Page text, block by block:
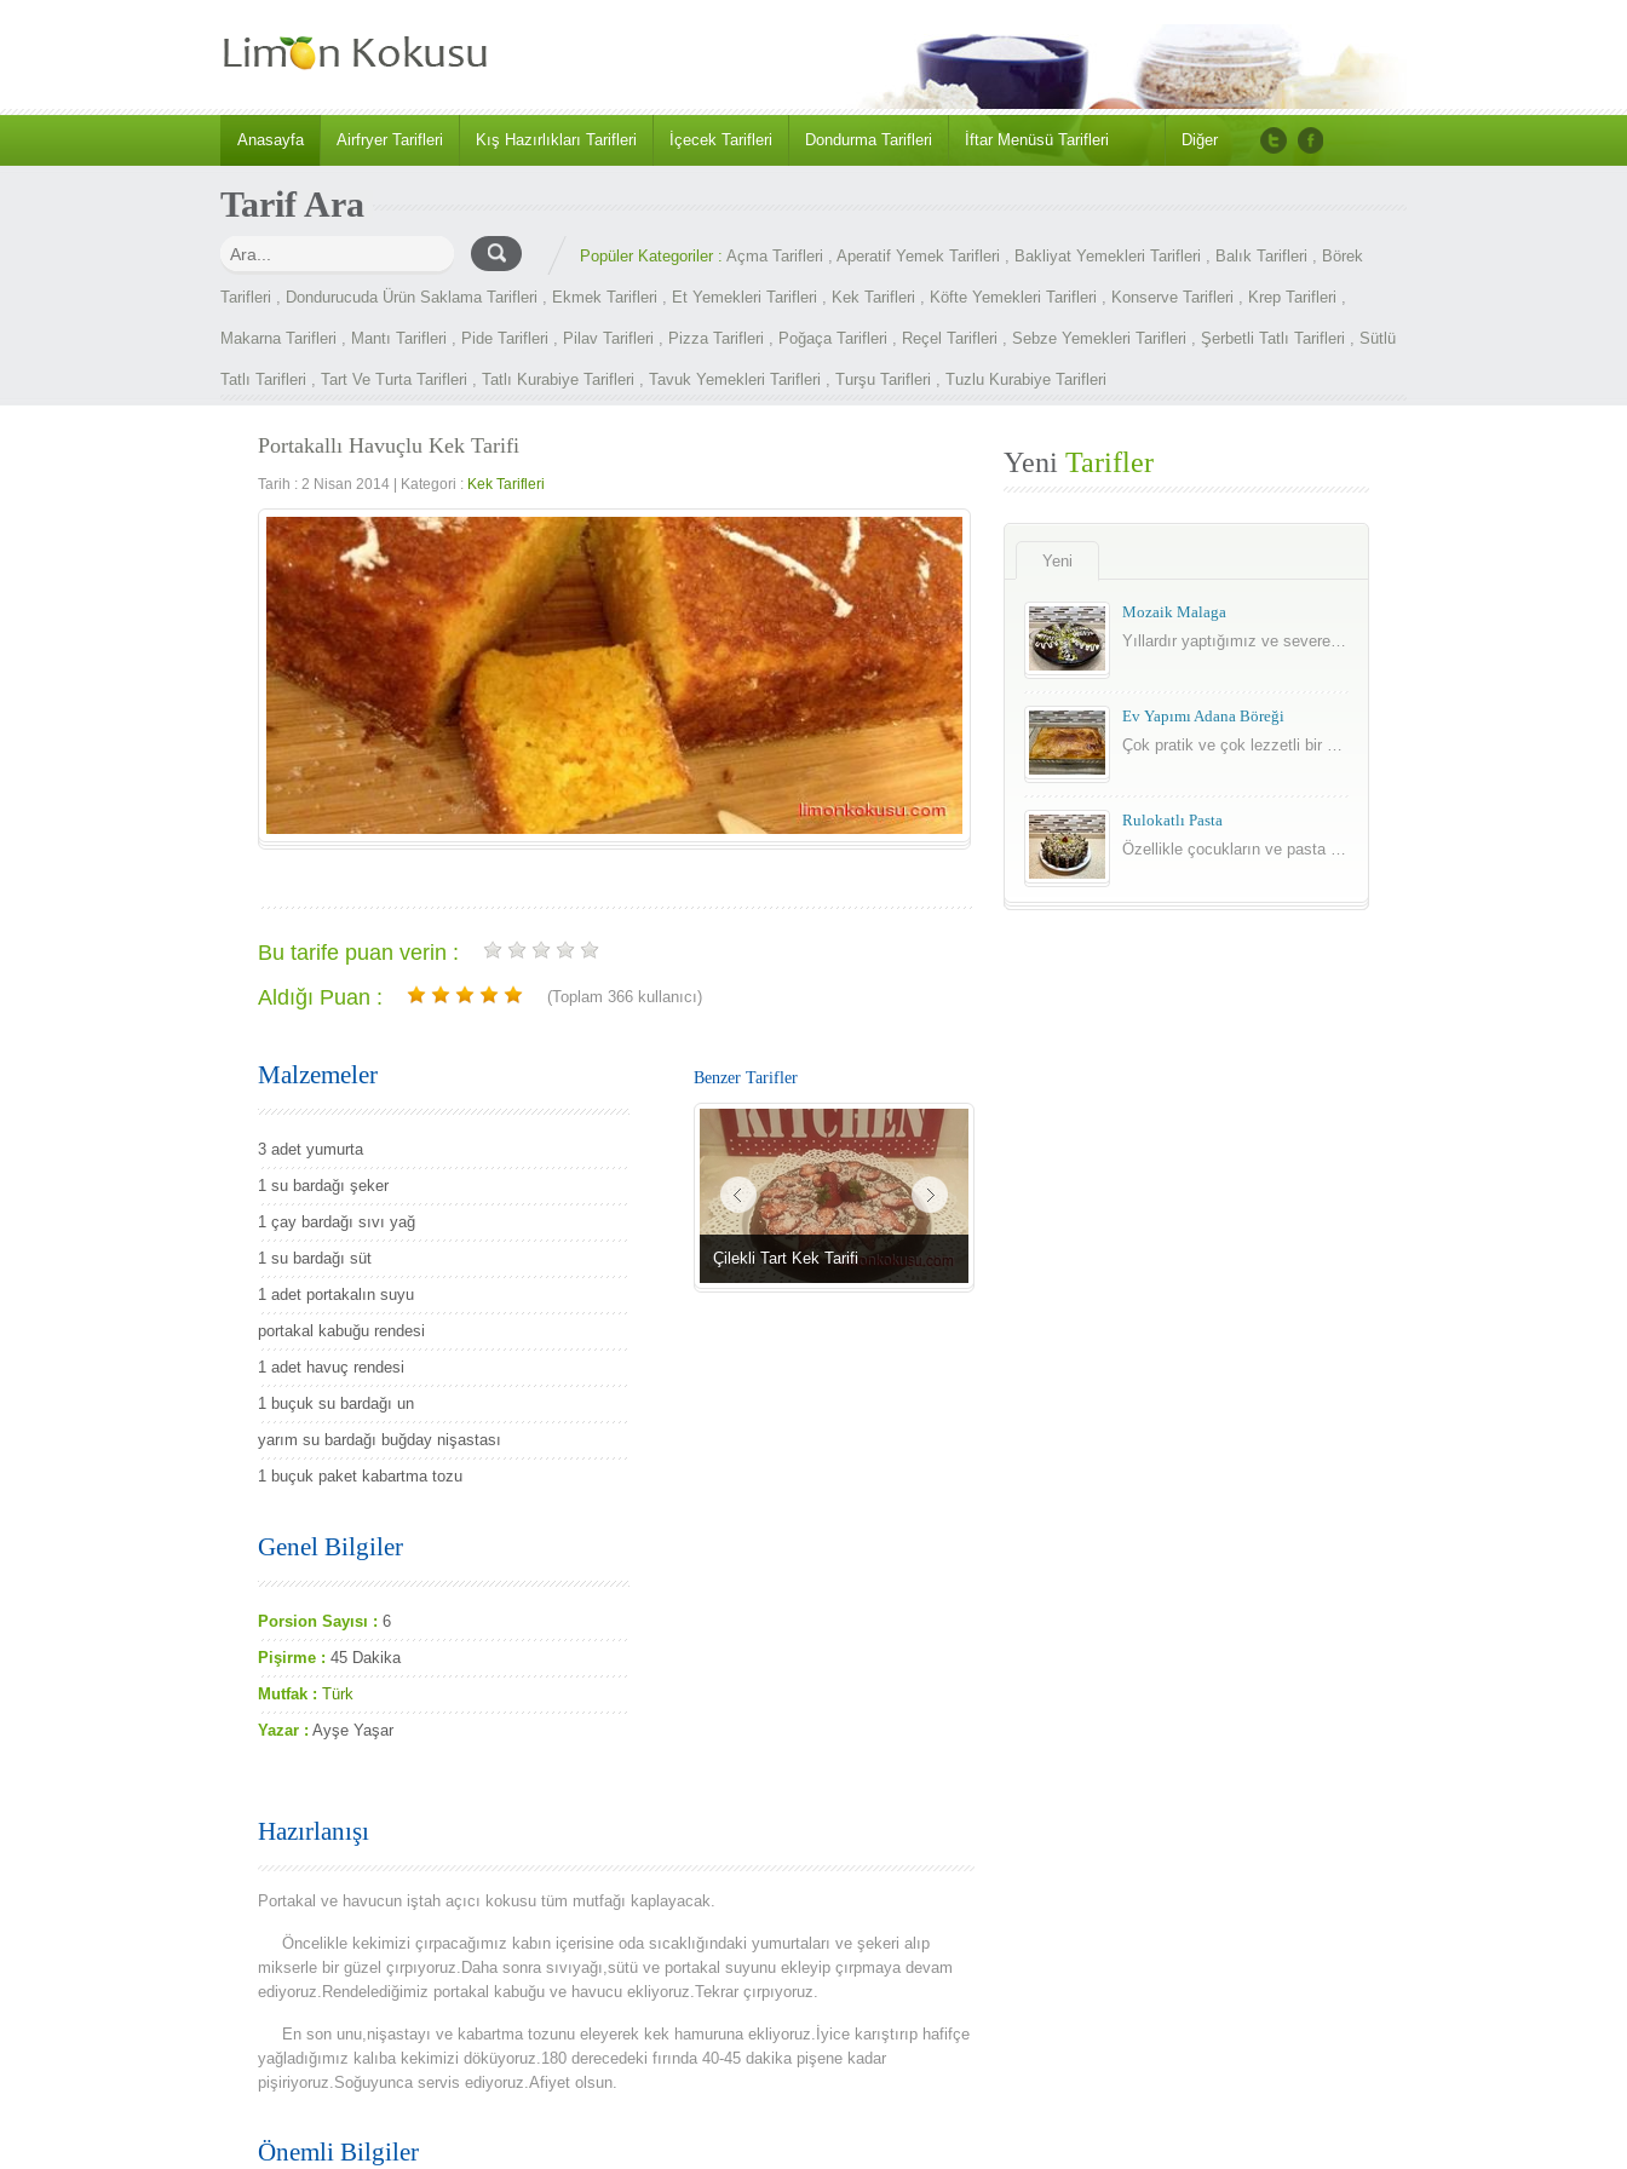
Anasayfa Airfryer Tarifleri Kış Hazırlıkları Tarifleri İçecek Tarifleri Dondurma Tarifleri İftar Menüsü Tarifleri Diğer
Tarif Ara
Popüler Kategoriler : Açma Tarifleri , Aperatif Yemek Tarifleri , Bakliyat Yemekleri Tarifleri , Balık Tarifleri , Börek
Tarifleri , Dondurucuda Ürün Saklama Tarifleri , Ekmek Tarifleri , Et Yemekleri Tarifleri , Kek Tarifleri , Köfte Yemekleri Tarifleri , Konserve Tarifleri , Krep Tarifleri ,
Makarna Tarifleri , Mantı Tarifleri , Pide Tarifleri , Pilav Tarifleri , Pizza Tarifleri , Poğaça Tarifleri , Reçel Tarifleri , Sebze Yemekleri Tarifleri , Şerbetli Tatlı Tarifleri , Sütlü
Tatlı Tarifleri , Tart Ve Turta Tarifleri , Tatlı Kurabiye Tarifleri , Tavuk Yemekleri Tarifleri , Turşu Tarifleri , Tuzlu Kurabiye Tarifleri
Portakallı Havuçlu Kek Tarifi
Tarih : 2 Nisan 2014 Kategori : Kek Tarifleri
Bu tarife puan verin :
Aldığı Puan :
(Toplam 366 kullanıcı)
Malzemeler
3 adet yumurta
1 su bardağı şeker
1 çay bardağı sıvı yağ
1 su bardağı süt
1 adet portakalın suyu
portakal kabuğu rendesi
1 adet havuç rendesi
1 buçuk su bardağı un
yarım su bardağı buğday nişastası
1 buçuk paket kabartma tozu
Genel Bilgiler
Porsion Sayısı : 6
Pişirme : 45 Dakika
Mutfak : Türk
Yazar : Ayşe Yaşar
Benzer Tarifler
Çilekli Tart Kek Tarifi
Hazırlanışı
Portakal ve havucun iştah açıcı kokusu tüm mutfağı kaplayacak.
Öncelikle kekimizi çırpacağımız kabın içerisine oda sıcaklığındaki yumurtaları ve şekeri alıp
mikserle bir güzel çırpıyoruz.Daha sonra sıvıyağı,sütü ve portakal suyunu ekleyip çırpmaya devam
ediyoruz.Rendelediğimiz portakal kabuğu ve havucu ekliyoruz.Tekrar çırpıyoruz.
En son unu,nişastayı ve kabartma tozunu eleyerek kek hamuruna ekliyoruz.İyice karıştırıp hafifçe
yağladığımız kalıba kekimizi döküyoruz.180 derecedeki fırında 40-45 dakika pişene kadar
pişiriyoruz.Soğuyunca servis ediyoruz.Afiyet olsun.
Önemli Bilgiler
Yeni Tarifler
Yeni
Mozaik Malaga
Yıllardır yaptığımız ve severek tükettiğimiz mozaik pasta ile son zamanların lezzetlerinden malaganın süper birleşimi.
Ev Yapımı Adana Böreği
Çok pratik ve çok lezzetli bir börek tarifi.
Rulokatlı Pasta
Özellikle çocukların ve pasta seven herkesin beğeneceği çok lezzetli bir tarif.